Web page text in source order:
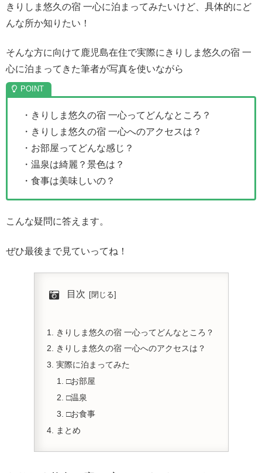
きりしま悠久の宿 一心に泊まってみたいけど、具体的にど
んな所か知りたい！
そんな方に向けて鹿児島在住で実際にきりしま悠久の宿 一
心に泊まってきた筆者が写真を使いながら
・きりしま悠久の宿 一心ってどんなところ？
・きりしま悠久の宿 一心へのアクセスは？
・お部屋ってどんな感じ？
・温泉は綺麗？景色は？
・食事は美味しいの？
こんな疑問に答えます。
ぜひ最後まで見ていってね！
目次
きりしま悠久の宿 一心ってどんなところ？
きりしま悠久の宿 一心へのアクセスは？
実際に泊まってみた
□お部屋
□温泉
□お食事
まとめ